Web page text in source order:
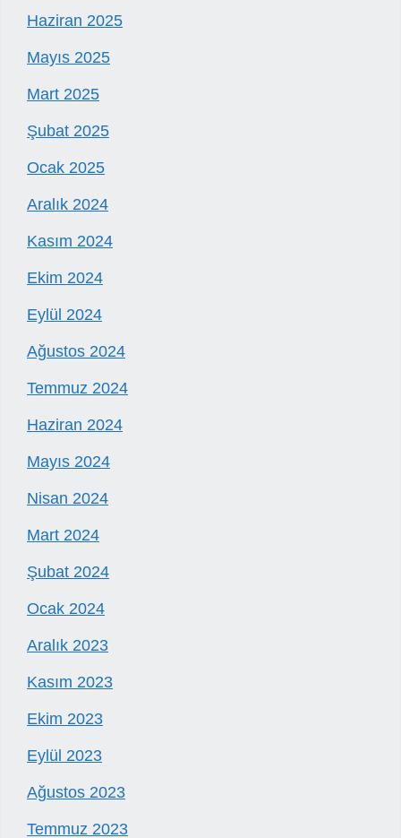
Haziran 2025
Mayıs 2025
Mart 2025
Şubat 2025
Ocak 2025
Aralık 2024
Kasım 2024
Ekim 2024
Eylül 2024
Ağustos 2024
Temmuz 2024
Haziran 2024
Mayıs 2024
Nisan 2024
Mart 2024
Şubat 2024
Ocak 2024
Aralık 2023
Kasım 2023
Ekim 2023
Eylül 2023
Ağustos 2023
Temmuz 2023